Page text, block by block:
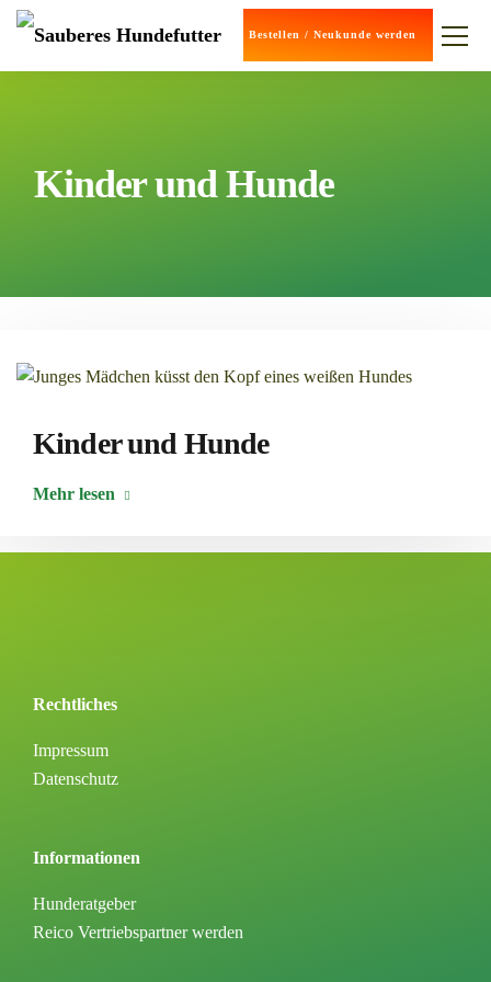
Bestellen / Neukunde werden
Kinder und Hunde
Kinder und Hunde
Mehr lesen
Rechtliches
Impressum
Datenschutz
Informationen
Hunderatgeber
Reico Vertriebspartner werden